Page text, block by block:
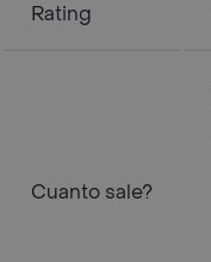
Rating
Cuanto sale?